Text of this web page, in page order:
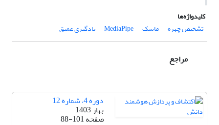
کلیدواژه‌ها
تشخیص چهره
ماسک MediaPipe یادگیری عمیق
مراجع
دوره 4، شماره 12
بهار 1403
صفحه88-101